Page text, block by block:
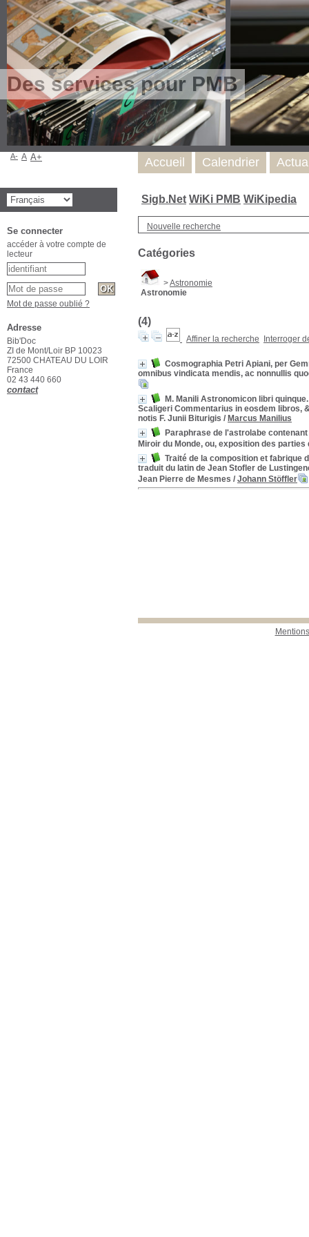
Des services pour PMB
Sigb.Net WiKi PMB WiKipedia
Nouvelle recherche
Catégories
>Astronomie
Astronomie
(4)
Affiner la recherche Interroger
Cosmographia Petri Apiani, per
omnibus vindicata mendis, ac nonnullis
M. Manili Astronomicon libri
Scaligeri Commentarius in eosdem
notis F. Junii Biturigis / Marcus Manilius
Paraphrase de l'astrolabe
Miroir du Monde, ou, exposition des parties
Traité de la composition et fabrique
traduit du latin de Jean Stofler de
Jean Pierre de Mesmes / Johann Stöffler
Accueil Calendrier
A- A A+
Se connecter
accéder à votre compte de
lecteur
Mot de passe oublié ?
Adresse
Bib'Doc
ZI de Mont/Loir BP 10023
72500 CHATEAU DU LOIR
France
02 43 440 660
contact